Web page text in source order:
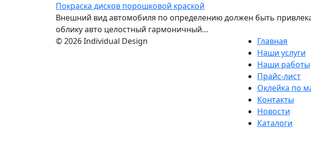
Покраска дисков порошковой краской
Внешний вид автомобиля по определению должен быть
облику авто целостный гармоничный…
© 2026 Individual Design
Главная
Наши услуги
Наши работы
Прайс-лист
Оклейка по
Контакты
Новости
Каталоги